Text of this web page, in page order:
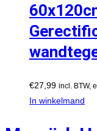
€27,99 incl. BTW,
In winkelmand